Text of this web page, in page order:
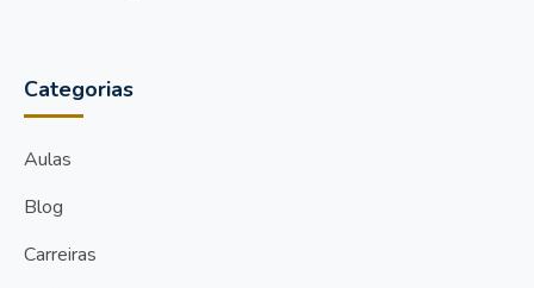
Categorias
Aulas
Blog
Carreiras